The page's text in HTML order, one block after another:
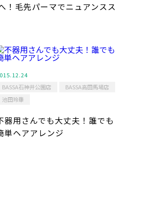
！毛先パーマでニュアンスス
BASSA石神井公園店
BASSA高田馬場店
池田玲華
器用さんでも大丈夫！誰でも
単ヘアアレンジ